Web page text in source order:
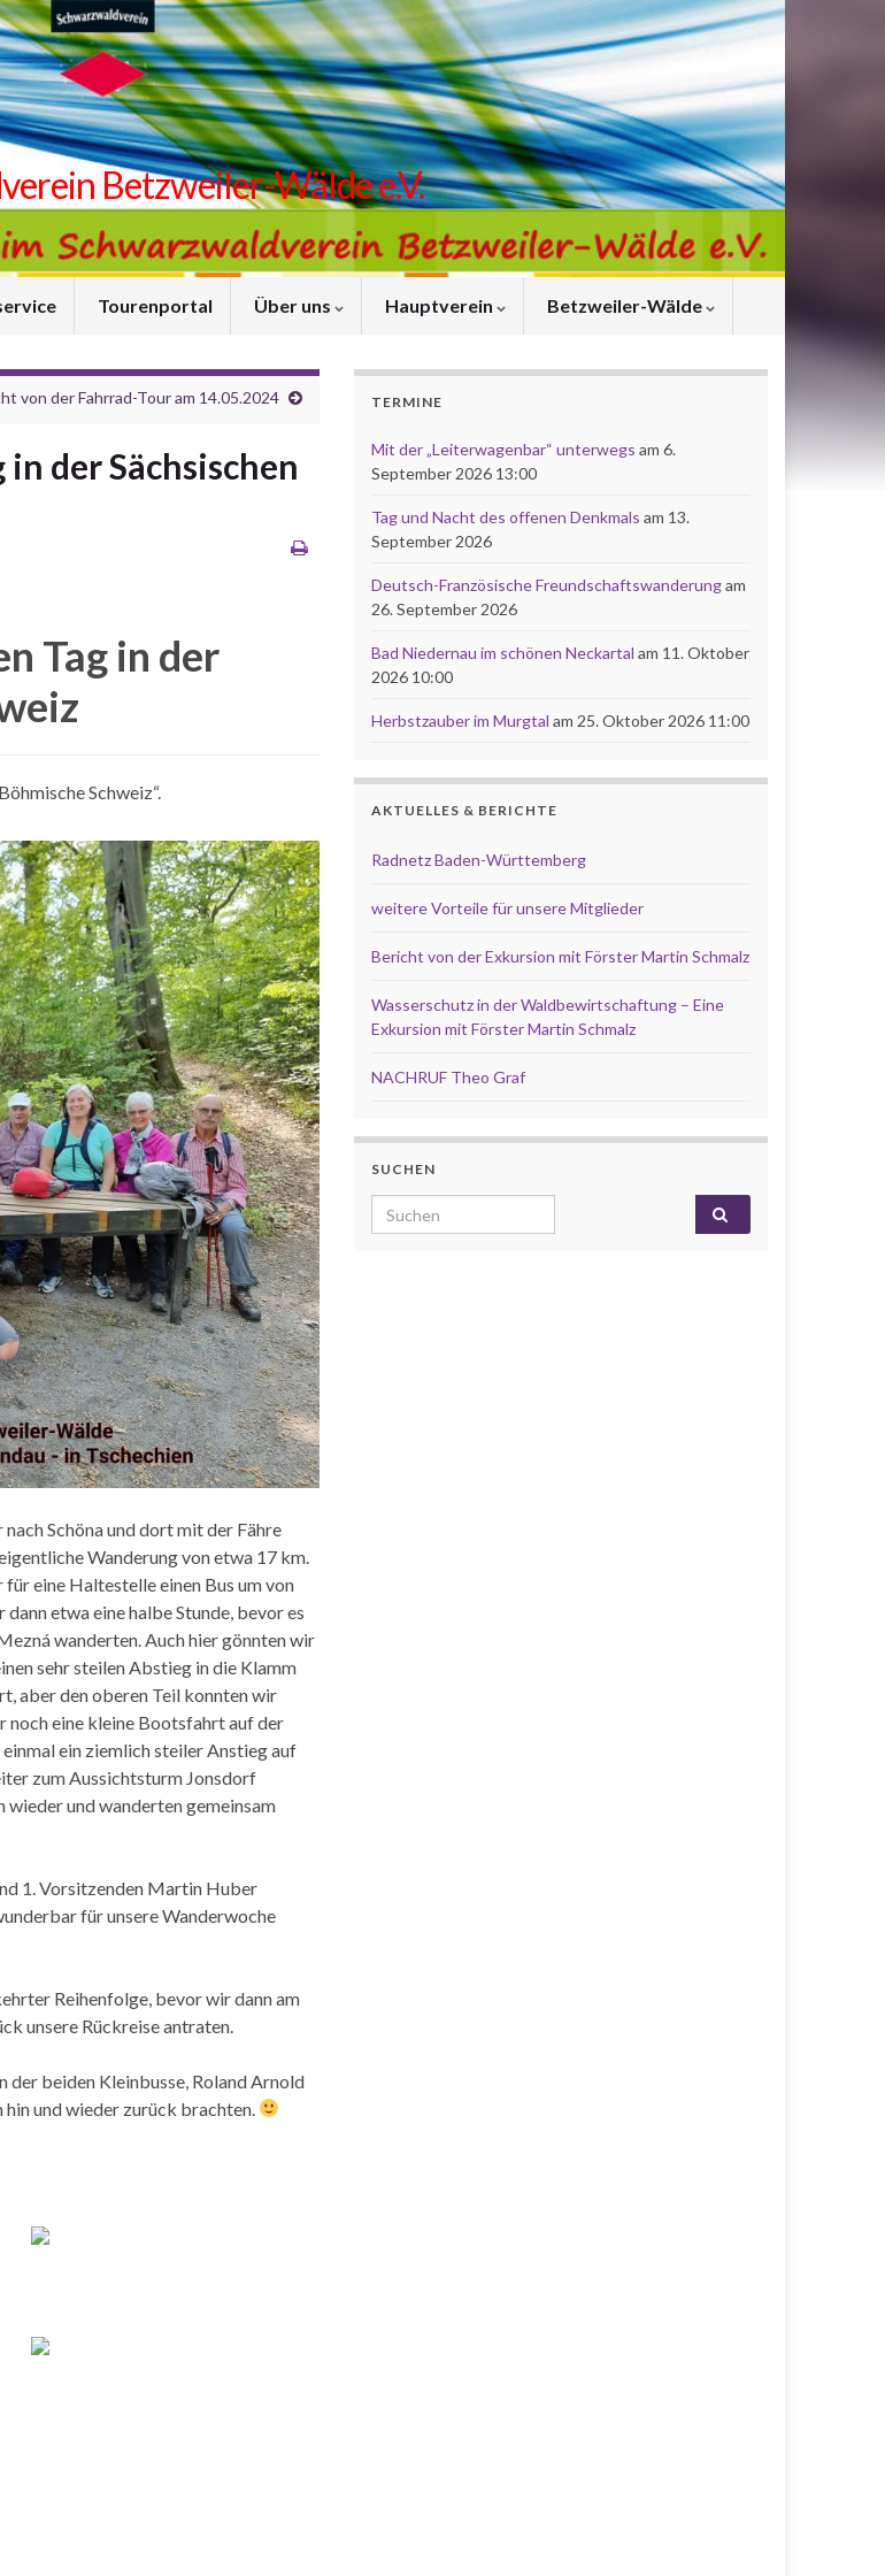
Betzweiler-Wälde e.V.
Tourenportal Über uns Hauptverein Betzweiler-Wälde
von der Fahrrad-Tour am 14.05.2024
der Sächsischen
Tag in der
Schweiz“.
Schöna und dort mit der Fähre
Wanderung von etwa 17 km.
eine Haltestelle einen Bus um von
etwa eine halbe Stunde, bevor es
wanderten. Auch hier gönnten wir
sehr steilen Abstieg in die Klamm
aber den oberen Teil konnten wir
noch eine kleine Bootsfahrt auf der
ein ziemlich steiler Anstieg auf
zum Aussichtsturm Jonsdorf
wieder und wanderten gemeinsam
1. Vorsitzenden Martin Huber
für unsere Wanderwoche
Reihenfolge, bevor wir dann am
unsere Rückreise antraten.
der beiden Kleinbusse, Roland Arnold
hin und wieder zurück brachten.
TERMINE
Mit der „Leiterwagenbar“ unterwegs am 6.
September 2026 13:00
Tag und Nacht des offenen Denkmals am 13.
September 2026
Deutsch-Französische Freundschaftswanderungam
26. September 2026
Bad Niedernau im schönen Neckartal am 11. Oktober
2026 10:00
Herbstzauber im Murgtal am 25. Oktober 2026 11:00
AKTUELLES & BERICHTE
Radnetz Baden-Württemberg
weitere Vorteile für unsere Mitglieder
Bericht von der Exkursion mit Förster Martin Schmalz
Wasserschutz in der Waldbewirtschaftung – Eine
Exkursion mit Förster Martin Schmalz
NACHRUF Theo Graf
SUCHEN
Search for: